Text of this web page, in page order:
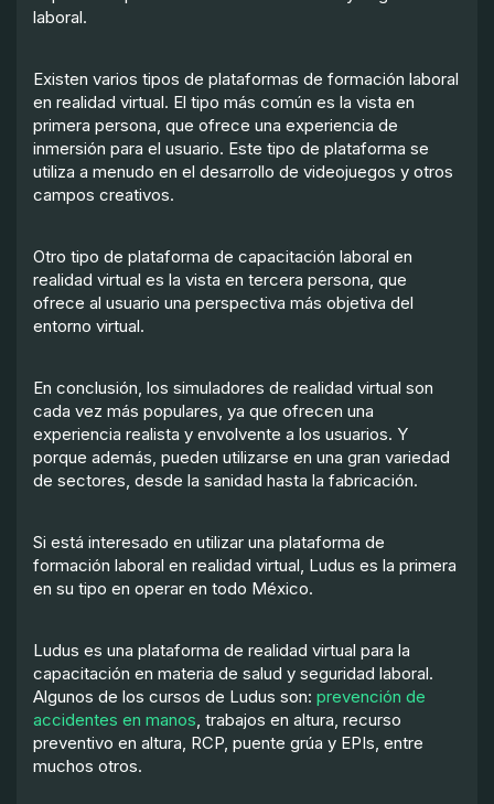
laboral.
Existen varios tipos de plataformas de formación laboral
en realidad virtual. El tipo más común es la vista en
primera persona, que ofrece una experiencia de
inmersión para el usuario. Este tipo de plataforma se
utiliza a menudo en el desarrollo de videojuegos y otros
campos creativos.
Otro tipo de plataforma de capacitación laboral en
realidad virtual es la vista en tercera persona, que
ofrece al usuario una perspectiva más objetiva del
entorno virtual.
En conclusión, los simuladores de realidad virtual son
cada vez más populares, ya que ofrecen una
experiencia realista y envolvente a los usuarios. Y
porque además, pueden utilizarse en una gran variedad
de sectores, desde la sanidad hasta la fabricación.
Si está interesado en utilizar una plataforma de
formación laboral en realidad virtual, Ludus es la primera
en su tipo en operar en todo México.
Ludus es una plataforma de realidad virtual para la
capacitación en materia de salud y seguridad laboral.
Algunos de los cursos de Ludus son: prevención de
accidentes en manos, trabajos en altura, recurso
preventivo en altura, RCP, puente grúa y EPIs, entre
muchos otros.